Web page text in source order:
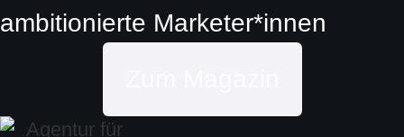
ambitionierte Marketer*innen